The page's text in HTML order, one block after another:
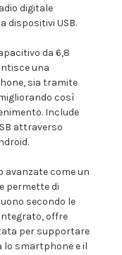
digitale
dispositivi USB.
da 6,8
una
sia tramite
così
Include
attraverso
avanzate come un
permette di
secondo le
offre
per supportare
lo smartphone e il